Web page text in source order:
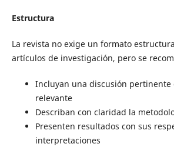
Estructura
La revista no exige un formato
artículos de investigación, pero se
Incluyan una discusión
relevante
Describan con claridad la
Presenten resultados con sus
interpretaciones